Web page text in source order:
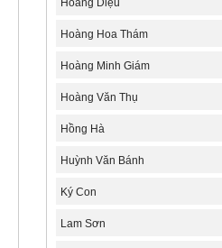
Hoàng Diệu
Hoàng Hoa Thám
Hoàng Minh Giám
Hoàng Văn Thụ
Hồng Hà
Huỳnh Văn Bánh
Ký Con
Lam Sơn